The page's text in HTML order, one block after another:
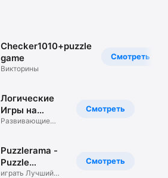
Смотреть
Checker1010+puzzle
game
Викторины
Смотреть
Логические
Игры на
логику игра
Развивающие
Смотреть
Puzzlerama -
Puzzle
Collection-
играть Лучший